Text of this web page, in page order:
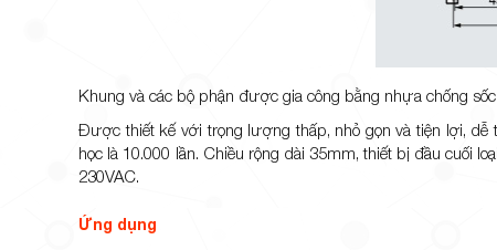
Khung và các bộ phận được gia công bằng nhựa chống
Được thiết kế với trọng lượng thấp, nhỏ gọn và tiện lợi,
học là 10.000 lần. Chiều rộng dài 35mm, thiết bị đầu cuối
230VAC.
Ứng dụng